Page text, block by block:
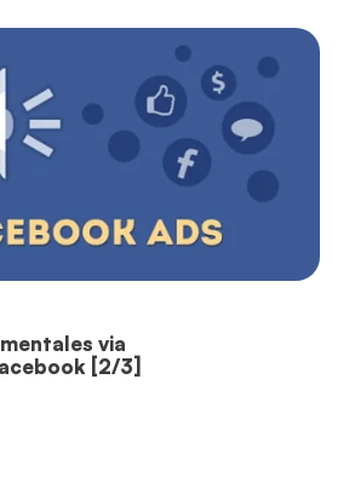
via
[2/3]